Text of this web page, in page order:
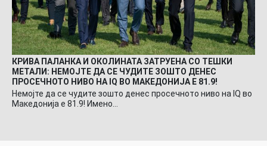
КРИВА ПАЛАНКА И ОКОЛИНАТА ЗАТРУЕНА СО ТЕШКИ
МЕТАЛИ: НЕМОЈТЕ ДА СЕ ЧУДИТЕ ЗОШТО ДЕНЕС
ПРОСЕЧНОТО НИВО НА IQ ВО МАКЕДОНИЈА Е 81.9!
Немојте да се чудите зошто денес просечното ниво на IQ во
Македонија е 81.9! Имено…